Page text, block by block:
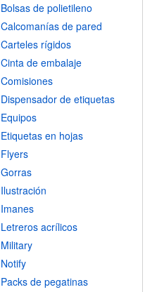
Bolsas de polietileno
Calcomanías de pared
Carteles rígidos
Cinta de embalaje
Comisiones
Dispensador de etiquetas
Equipos
Etiquetas en hojas
Flyers
Gorras
Ilustración
Imanes
Letreros acrílicos
Military
Notify
Packs de pegatinas